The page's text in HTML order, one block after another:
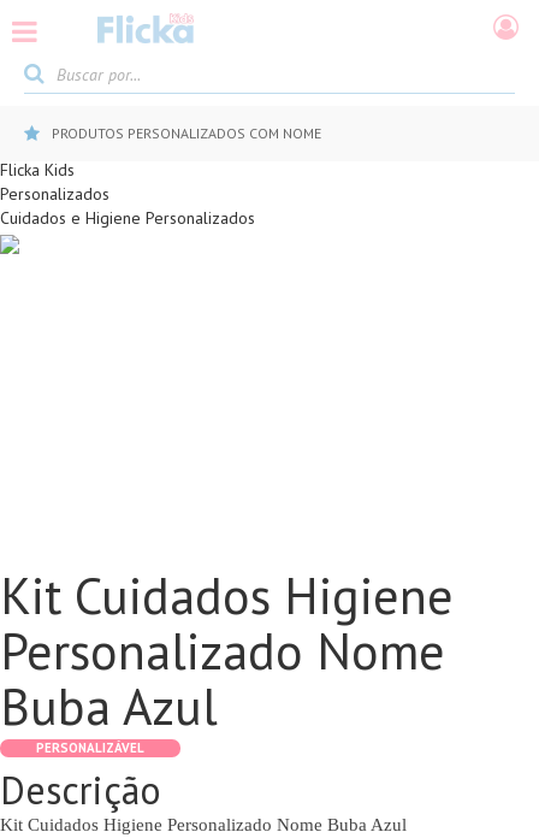
PRODUTOS PERSONALIZADOS COM NOME
Flicka Kids
Personalizados
Cuidados e Higiene Personalizados
Kit Cuidados Higiene
Personalizado Nome
Buba Azul
PERSONALIZÁVEL
Descrição
Kit Cuidados Higiene Personalizado Nome Buba Azul